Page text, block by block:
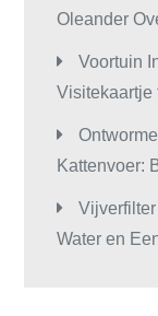
Oleander
Voortuin
Visitekaartje
Kattenvoer:
Water en